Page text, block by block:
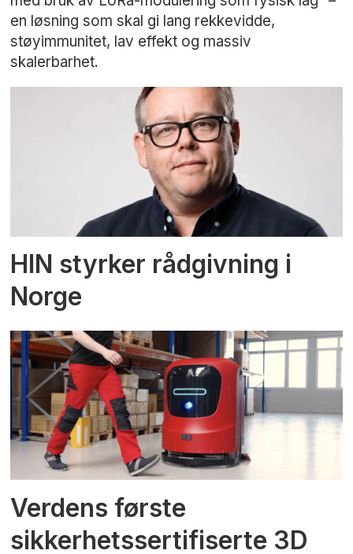
en løsning som skal gi lang rekkevidde,
støyimmunitet, lav effekt og massiv
skalerbarhet.
HIN styrker rådgivning i
Norge
Verdens første
sikkerhetssertifiserte 3D